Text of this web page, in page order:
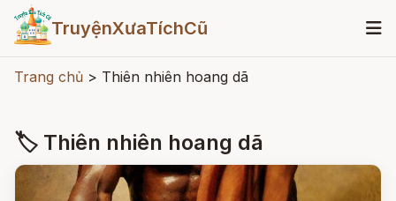
TruyệnXưaTíchCũ
Trang chủ > Thiên nhiên hoang dã
🏷 Thiên nhiên hoang dã